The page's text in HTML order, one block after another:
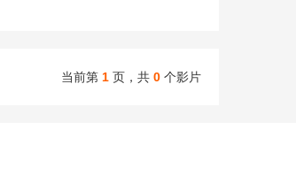
当前第 1 页， 共 0 个影片